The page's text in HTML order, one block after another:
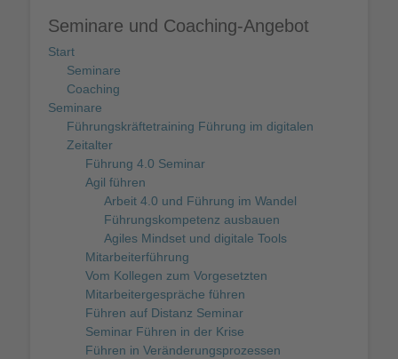
Seminare und Coaching-Angebot
Start
Seminare
Coaching
Seminare
Führungskräftetraining Führung im digitalen
Zeitalter
Führung 4.0 Seminar
Agil führen
Arbeit 4.0 und Führung im Wandel
Führungskompetenz ausbauen
Agiles Mindset und digitale Tools
Mitarbeiterführung
Vom Kollegen zum Vorgesetzten
Mitarbeitergespräche führen
Führen auf Distanz Seminar
Seminar Führen in der Krise
Führen in Veränderungsprozessen